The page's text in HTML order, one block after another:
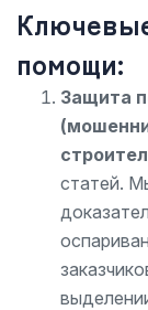
помощи:
Защита
статей.